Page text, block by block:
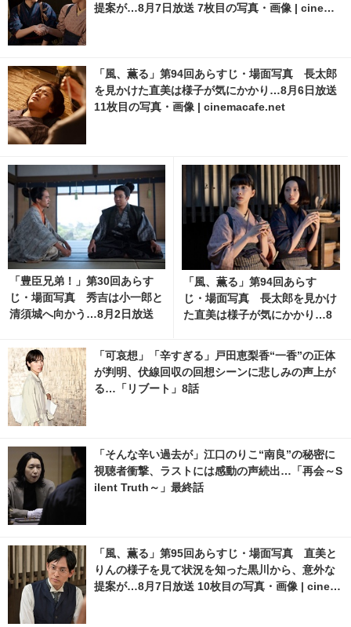
提案が…8月7日放送 7枚目の写真・画像 | cinema
「風、薫る」第94回あらすじ・場面写真 長太郎
を見かけた直美は様子が気にかかり…8月6日放送
11枚目の写真・画像 | cinemacafe.net
「豊臣兄弟！」第30回あらす
じ・場面写真 秀吉は小一郎と
清須城へ向かう…8月2日放送
「風、薫る」第94回あらす
じ・場面写真 長太郎を見かけ
た直美は様子が気にかかり…8
| cinemacafe.net
「可哀想」「辛すぎる」戸田恵梨香“一香”の正体
が判明、伏線回収の回想シーンに悲しみの声上が
る…「リブート」8話
「そんな辛い過去が」江口のりこ“南良”の秘密に
視聴者衝撃、ラストには感動の声続出…「再会～S
ilent Truth～」最終話
「風、薫る」第95回あらすじ・場面写真 直美と
りんの様子を見て状況を知った黒川から、意外な
提案が…8月7日放送 10枚目の写真・画像 | cinem